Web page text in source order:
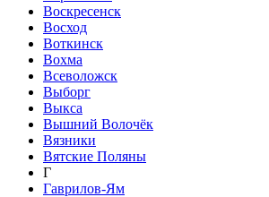
Воскресенск
Восход
Воткинск
Вохма
Всеволожск
Выборг
Выкса
Вышний Волочёк
Вязники
Вятские Поляны
Г
Гаврилов-Ям